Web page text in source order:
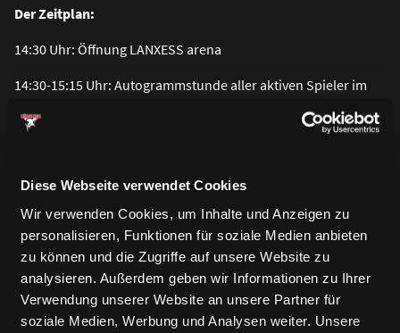
Diese Webseite verwendet Cookies
Wir verwenden Cookies, um Inhalte und Anzeigen zu
personalisieren, Funktionen für soziale Medien anbieten
zu können und die Zugriffe auf unsere Website zu
analysieren. Außerdem geben wir Informationen zu Ihrer
Verwendung unserer Website an unsere Partner für
soziale Medien, Werbung und Analysen weiter. Unsere
Der Zeitplan:
14:30 Uhr: Öffnung LANXESS arena
14:30-15:15 Uhr: Autogrammstunde aller aktiven Spieler im
16:30 Uhr: Spielbeginn (gespielt wird drei Mal 20 Minuten mit